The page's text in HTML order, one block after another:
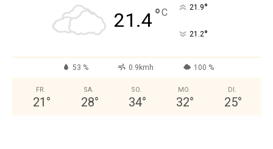
21.4°C 21.9°
21.2°
53 % 0.9kmh 100 %
FR.
21 °
SA.
28°
SO.
34°
MO.
32°
DI.
25°